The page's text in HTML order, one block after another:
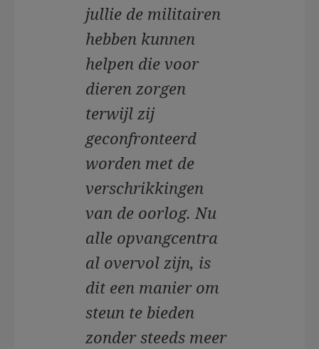
jullie de militairen
hebben kunnen
helpen die voor
dieren zorgen
terwijl zij
geconfronteerd
worden met de
verschrikkingen
van de oorlog. Nu
alle opvangcentra
al overvol zijn, is
dit een manier om
steun te bieden
zonder steeds meer